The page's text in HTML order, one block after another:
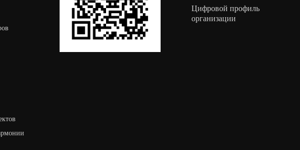
Цифровой профиль
организации